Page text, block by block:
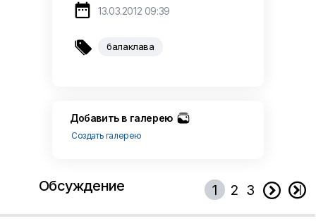
 13.03.2012 09:39
 балаклава
Добавить в галерею
Создать галерею
Обсуждение 1 2 3  